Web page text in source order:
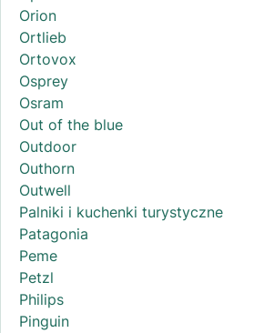
Orion
Ortlieb
Ortovox
Osprey
Osram
Out of the blue
Outdoor
Outhorn
Outwell
Palniki i kuchenki turystyczne
Patagonia
Peme
Petzl
Philips
Pinguin